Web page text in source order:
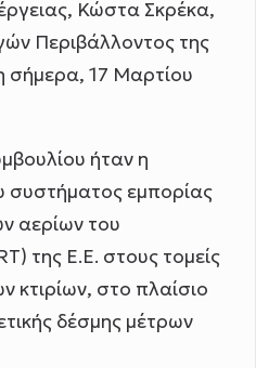
Κώστα Σκρέκα,
Περιβάλλοντος της
σήμερα, 17 Μαρτίου
ήταν η
συστήματος εμπορίας
αερίων του
της Ε.Ε. στους τομείς
κτιρίων, στο πλαίσιο
δέσμης μέτρων